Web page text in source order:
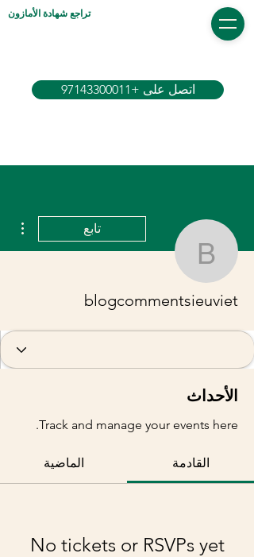
تراجع شهادة الأمازون
اتصل على +97143300011
تابع
blogcommentsieuviet
الأحداث
Track and manage your events here.
القادمة الماضية
No tickets or RSVPs yet